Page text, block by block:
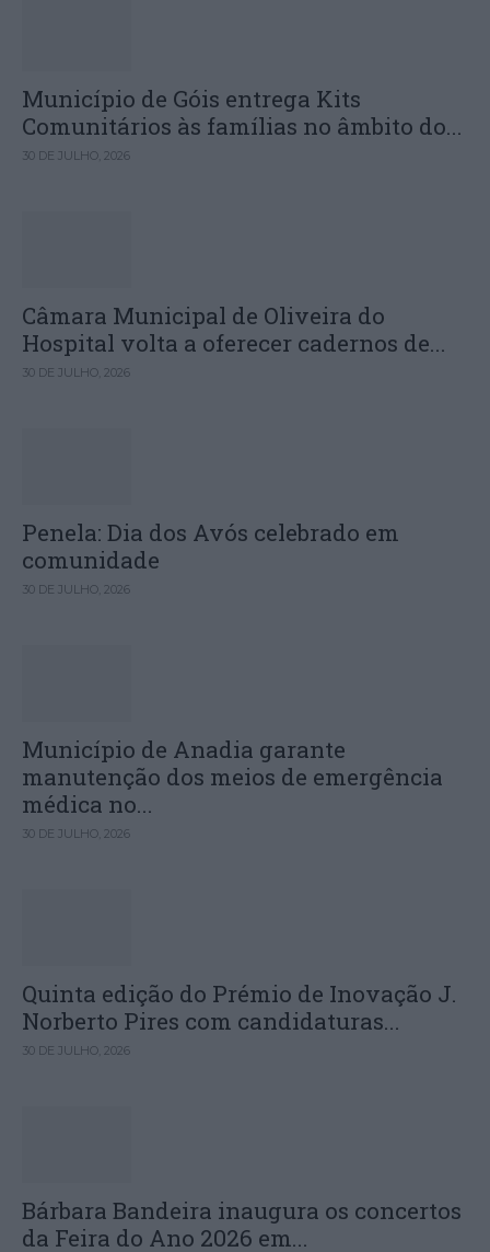
Município de Góis entrega Kits
Comunitários às famílias no âmbito do...
30 DE JULHO, 2026
Câmara Municipal de Oliveira do
Hospital volta a oferecer cadernos de...
30 DE JULHO, 2026
Penela: Dia dos Avós celebrado em
comunidade
30 DE JULHO, 2026
Município de Anadia garante
manutenção dos meios de emergência
médica no...
30 DE JULHO, 2026
Quinta edição do Prémio de Inovação J.
Norberto Pires com candidaturas...
30 DE JULHO, 2026
Bárbara Bandeira inaugura os concertos
da Feira do Ano 2026 em...